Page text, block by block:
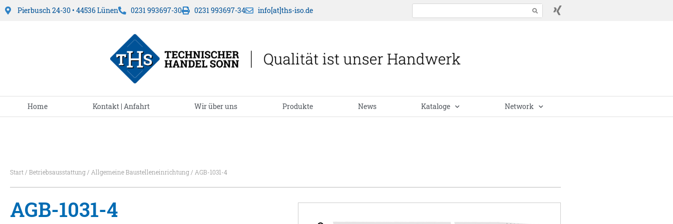
Pierbusch 24-30 • 44536 Lünen 0231 993697-30 0231 993697-34 info[at]ths-iso.de
Home Kontakt | Anfahrt Wir über uns Produkte News Kataloge Network
Start / Betriebsausstattung / Allgemeine Baustelleneinrichtung / AGB-1031-4
AGB-1031-4